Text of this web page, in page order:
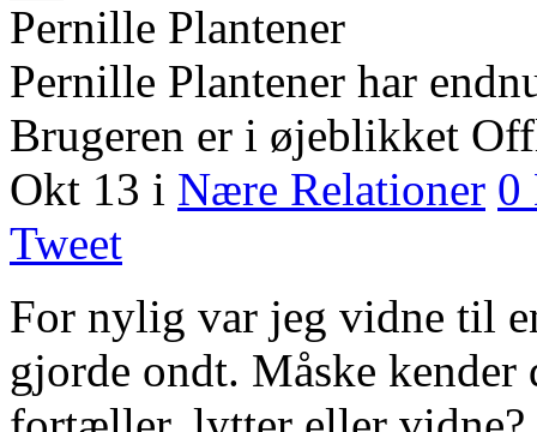
Pernille Plantener
Pernille Plantener har
Brugeren er i øjeblikket
Okt 13 i Nære Relationer 0
Tweet
For nylig var jeg vidne til
gjorde ondt. Måske kender